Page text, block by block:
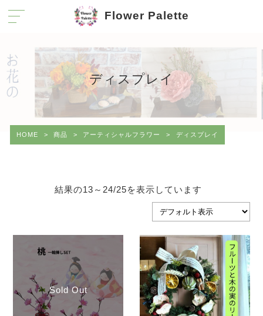
Flower Palette
ディスプレイ
HOME > 商品 > アーティシャルフラワー > ディスプレイ
結果の13～24/25を表示しています
Sold Out